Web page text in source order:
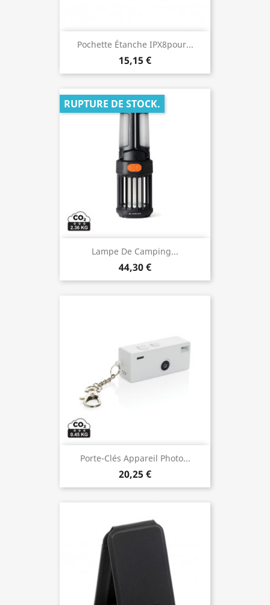
Pochette Étanche IPX8pour...
15,15 €
Lampe De Camping...
44,30 €
RUPTURE DE STOCK.
Porte-Clés Appareil Photo...
20,25 €